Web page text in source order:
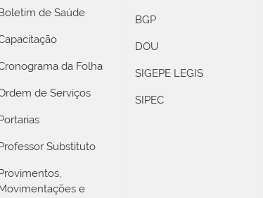
de Saúde
da Folha
de Serviços
Substituto
e
BGP
DOU
SIGEPE LEGIS
SIPEC